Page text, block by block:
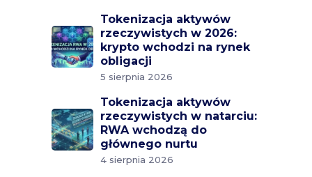
Tokenizacja aktywów
rzeczywistych w 2026:
krypto wchodzi na rynek
obligacji
5 sierpnia 2026
Tokenizacja aktywów
rzeczywistych w natarciu:
RWA wchodzą do
głównego nurtu
4 sierpnia 2026